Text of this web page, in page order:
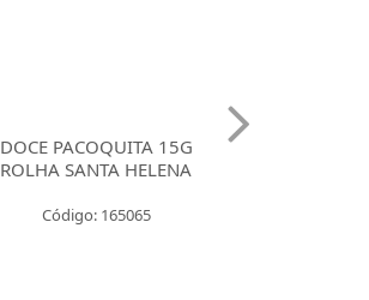
DOCE PACOQUITA 15G
ROLHA SANTA HELENA
Código: 165065